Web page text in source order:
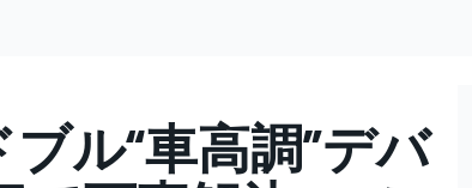
ル“車高調”デバ